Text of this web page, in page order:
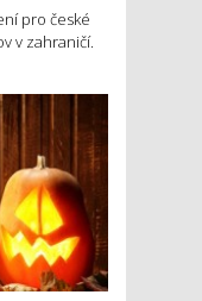
pro české
v zahraničí.